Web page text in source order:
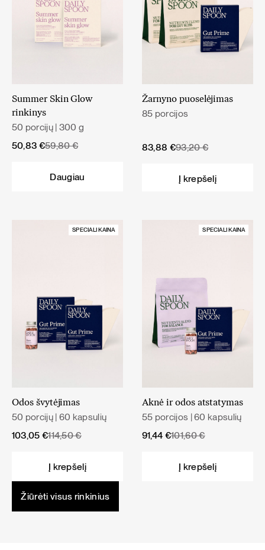
Summer Skin Glow
rinkinys
50 porcijų | 300 g
59,80€
Original
50,83 €
Current
Daugiau
Žarnyno puoselėjimas
85 porcijos
93,20€
Original
83,88 €
Current
Į krepšelį
SPECIALI KAINA
Odos švytėjimas
50 porcijų | 60 kapsulių
114,50€
Original
103,05 €
Current
103,05 €.
Į krepšelį
SPECIALI KAINA
Aknė ir odos atstatymas
55 porcijos | 60 kapsulių
101,60€
Original
91,44 €
Current
Į krepšelį
Žiūrėti visus rinkinius